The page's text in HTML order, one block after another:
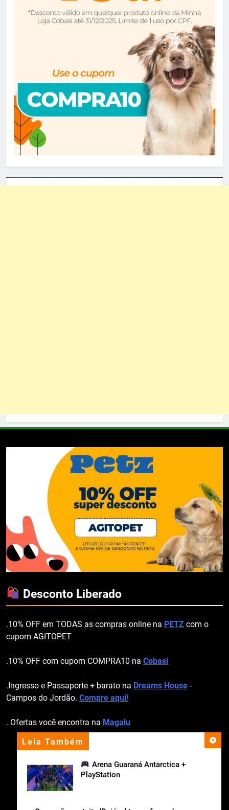
Leia Também
Arena Guaraná Antarctica +
PlayStation
Desconto Liberado
.10% OFF em TODAS as compras online na PETZ com o
cupom AGITOPET
.10% OFF com cupom COMPRA10 na Cobasi
.Ingresso e Passaporte + barato na Dreams House -
Campos do Jordão. Compre aqui!
. Ofertas você encontra na Magalu
apoio institucional